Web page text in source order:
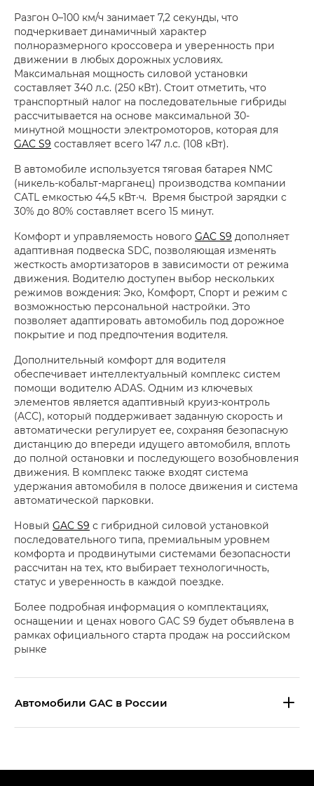
Разгон 0–100 км/ч занимает 7,2 секунды, что
подчеркивает динамичный характер
полноразмерного кроссовера и уверенность при
движении в любых дорожных условиях.
Максимальная мощность силовой установки
составляет 340 л.с. (250 кВт). Стоит отметить, что
транспортный налог на последовательные гибриды
рассчитывается на основе максимальной 30-
минутной мощности электромоторов, которая для
GAC S9 составляет всего 147 л.с. (108 кВт).
В автомобиле используется тяговая батарея NMC
(никель-кобальт-марганец) производства компании
CATL емкостью 44,5 кВт∙ч. Время быстрой зарядки c
30% до 80% составляет всего 15 минут.
Комфорт и управляемость нового GAC S9 дополняет
адаптивная подвеска SDC, позволяющая изменять
жесткость амортизаторов в зависимости от режима
движения. Водителю доступен выбор нескольких
режимов вождения: Эко, Комфорт, Спорт и режим с
возможностью персональной настройки. Это
позволяет адаптировать автомобиль под дорожное
покрытие и под предпочтения водителя.
Дополнительный комфорт для водителя
обеспечивает интеллектуальный комплекс систем
помощи водителю ADAS. Одним из ключевых
элементов является адаптивный круиз-контроль
(ACC), который поддерживает заданную скорость и
автоматически регулирует ее, сохраняя безопасную
дистанцию до впереди идущего автомобиля, вплоть
до полной остановки и последующего возобновления
движения. В комплекс также входят система
удержания автомобиля в полосе движения и система
автоматической парковки.
Новый GAC S9 с гибридной силовой установкой
последовательного типа, премиальным уровнем
комфорта и продвинутыми системами безопасности
рассчитан на тех, кто выбирает технологичность,
статус и уверенность в каждой поездке.
Более подробная информация о комплектациях,
оснащении и ценах нового GAC S9 будет объявлена в
рамках официального старта продаж на российском
рынке
Aвтомобили GAC в России
Эс Икс ПРЕМИУМ — SX PREMIUM